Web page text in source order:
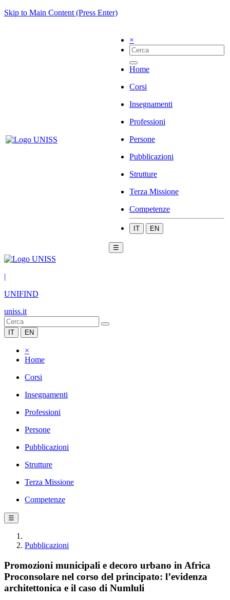
Skip to Main Content (Press Enter)
×
Home
Corsi
Insegnamenti
Professioni
Persone
Pubblicazioni
Strutture
Terza Missione
Competenze
IT EN
☰
|
UNIFIND
uniss.it
IT EN
×
Home
Corsi
Insegnamenti
Professioni
Persone
Pubblicazioni
Strutture
Terza Missione
Competenze
☰
Pubblicazioni
Promozioni municipali e decoro urbano in Africa
Proconsolare nel corso del principato: l’evidenza
architettonica e il caso di Numluli